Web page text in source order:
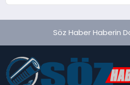
Söz Haber Haberin